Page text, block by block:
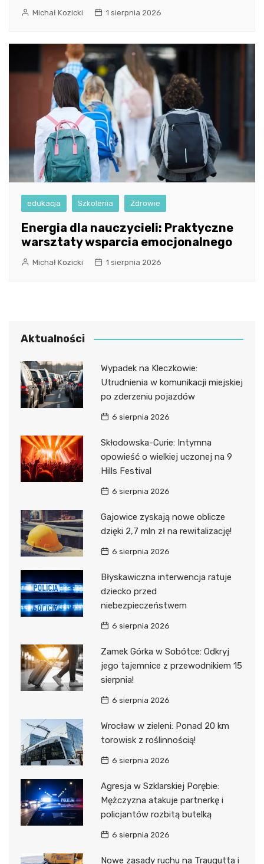
Michał Kozicki 1 sierpnia 2026
edukacja Szkolenia Zdrowie
Energia dla nauczycieli: Praktyczne
warsztaty wsparcia emocjonalnego
Michał Kozicki 1 sierpnia 2026
Aktualności
Wypadek na Kleczkowie:
Utrudnienia w komunikacji miejskiej
po zderzeniu pojazdów
6 sierpnia 2026
Skłodowska-Curie: Intymna
opowieść o wielkiej uczonej na 9
Hills Festival
6 sierpnia 2026
Gajowice zyskają nowe oblicze
dzięki 2,7 mln zł na rewitalizację!
6 sierpnia 2026
Błyskawiczna interwencja ratuje
dziecko przed
niebezpieczeństwem
6 sierpnia 2026
Zamek Górka w Sobótce: Odkryj
jego tajemnice z przewodnikiem 15
sierpnia!
6 sierpnia 2026
Wrocław w zieleni: Ponad 20 km
torowisk z roślinnością!
6 sierpnia 2026
Agresja w Szklarskiej Porębie:
Mężczyzna atakuje partnerkę i
policjantów rozbitą butelką
6 sierpnia 2026
Nowe zasady ruchu na Traugutta i